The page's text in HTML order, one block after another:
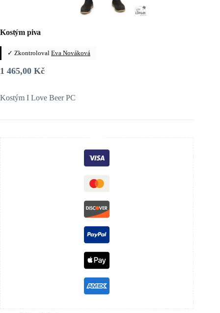
Kostým piva
✓ Zkontroloval Eva Nováková
1 465,00 Kč
Kostým I Love Beer PC